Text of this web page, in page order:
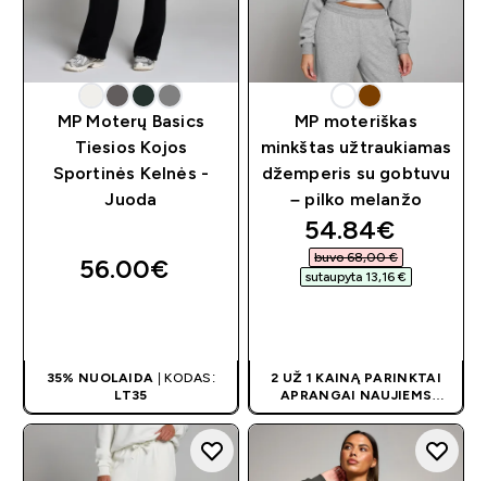
MP Moterų Basics
Tiesios Kojos
Sportinės Kelnės -
Juoda
56.00€‎
35% NUOLAIDA | KODAS:
LT35
MP moteriškas
minkštas užtraukiamas
džemperis su gobtuvu
– pilko melanžo
discounted
54.84€‎
buvo 68,00 €‎
sutaupyta 13,16 €‎
2 UŽ 1 KAINĄ PARINKTAI
APRANGAI NAUJIEMS
KLIENTAMS! PRISITAIKO
AUTOMATIŠKAI